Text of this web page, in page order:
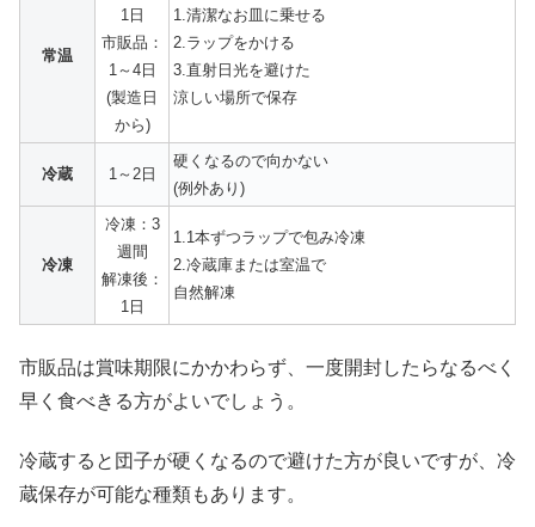
常温
1日
市販品：
1～4日
(製造日
から)
1.清潔なお皿に乗せる
2.ラップをかける
3.直射日光を避けた
涼しい場所で保存
冷蔵 1～2日
硬くなるので向かない
(例外あり)
冷凍
冷凍：3
週間
解凍後：
1日
1.1本ずつラップで包み冷凍
2.冷蔵庫または室温で
自然解凍
市販品は賞味期限にかかわらず、一度開封したらなるべく
早く食べきる方がよいでしょう。
冷蔵すると団子が硬くなるので避けた方が良いですが、冷
蔵保存が可能な種類もあります。